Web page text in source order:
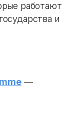
работают
и
—